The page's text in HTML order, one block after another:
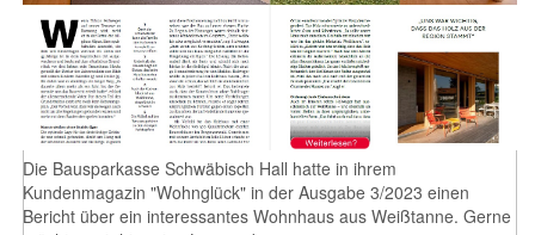
Die Bausparkasse Schwäbisch Hall hatte in ihrem
Kundenmagazin "Wohnglück" in der Ausgabe 3/2023 einen
Bericht über ein interessantes Wohnhaus aus Weißtanne. Gerne